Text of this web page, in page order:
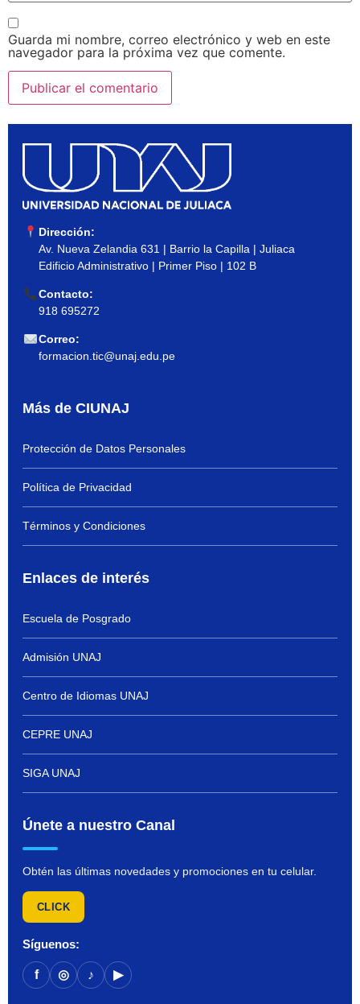
Guarda mi nombre, correo electrónico y web en este
navegador para la próxima vez que comente.
Dirección:
Av. Nueva Zelandia 631 | Barrio la Capilla | Juliaca
Edificio Administrativo | Primer Piso | 102 B
Contacto:
918 695272
Correo:
formacion.tic@unaj.edu.pe
Más de CIUNAJ
Protección de Datos Personales
Política de Privacidad
Términos y Condiciones
Enlaces de interés
Escuela de Posgrado
Admisión UNAJ
Centro de Idiomas UNAJ
CEPRE UNAJ
SIGA UNAJ
Únete a nuestro Canal
Obtén las últimas novedades y promociones en tu celular.
CLICK
Síguenos:
f ◎ ♪ ▶